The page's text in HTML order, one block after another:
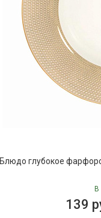
Блюдо глубокое
139